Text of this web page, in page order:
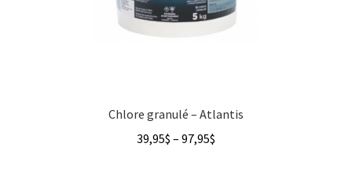
Chlore granulé – Atlantis
39,95$ – 97,95$